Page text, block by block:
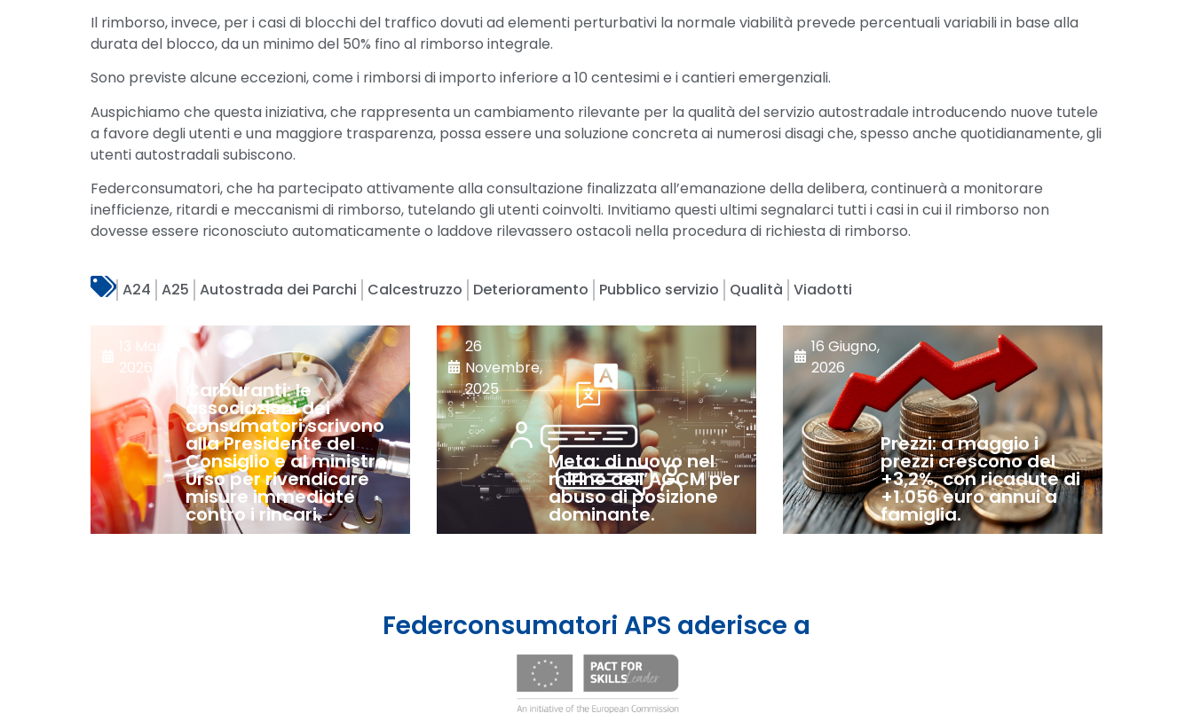
Il rimborso, invece, per i casi di blocchi del traffico dovuti ad elementi perturbativi la normale viabilità prevede percentuali variabili in base alla
durata del blocco, da un minimo del 50% fino al rimborso integrale.
Sono previste alcune eccezioni, come i rimborsi di importo inferiore a 10 centesimi e i cantieri emergenziali.
Auspichiamo che questa iniziativa, che rappresenta un cambiamento rilevante per la qualità del servizio autostradale introducendo nuove tutele
a favore degli utenti e una maggiore trasparenza, possa essere una soluzione concreta ai numerosi disagi che, spesso anche quotidianamente, gli
utenti autostradali subiscono.
Federconsumatori, che ha partecipato attivamente alla consultazione finalizzata all’emanazione della delibera, continuerà a monitorare
inefficienze, ritardi e meccanismi di rimborso, tutelando gli utenti coinvolti. Invitiamo questi ultimi segnalarci tutti i casi in cui il rimborso non
dovesse essere riconosciuto automaticamente o laddove rilevassero ostacoli nella procedura di richiesta di rimborso.
A24 A25 Autostrada dei Parchi Calcestruzzo Deterioramento Pubblico servizio Qualità Viadotti
13 Marzo,
2026
Carburanti: le
associazioni dei
consumatori scrivono
alla Presidente del
Consiglio e al ministro
Urso per rivendicare
misure immediate
contro i rincari.
26
Novembre,
2025
Meta: di nuovo nel
mirino dell’AGCM per
abuso di posizione
dominante.
16 Giugno,
2026
Prezzi: a maggio i
prezzi crescono del
+3,2%, con ricadute di
+1.056 euro annui a
famiglia.
Federconsumatori APS aderisce a